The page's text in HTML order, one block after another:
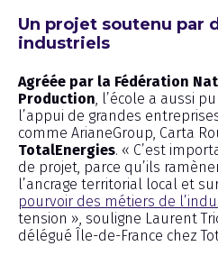
Un projet soutenu par
industriels
Agréée par la Fédération
Production , l’école a aussi
l’appui de grandes
comme ArianeGroup, Carta
TotalEnergies. « C’est
de projet, parce qu’ils
l’ancrage territorial local et
pourvoir des métiers de
tension », souligne Laurent
délégué Île-de-France chez